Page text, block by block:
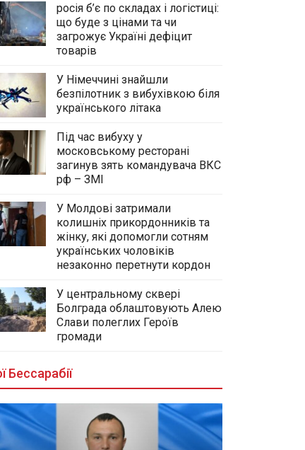
росія б’є по складах і логістиці:
що буде з цінами та чи
загрожує Україні дефіцит
товарів
У Німеччині знайшли
безпілотник з вибухівкою біля
українського літака
Під час вибуху у
московському ресторані
загинув зять командувача ВКС
рф – ЗМІ
У Молдові затримали
колишніх прикордонників та
жінку, які допомогли сотням
українських чоловіків
незаконно перетнути кордон
У центральному сквері
Болграда облаштовують Алею
Слави полеглих Героїв
громади
Бессарабії